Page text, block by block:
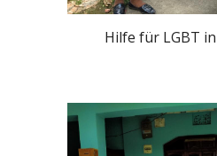
Hilfe für LGBT